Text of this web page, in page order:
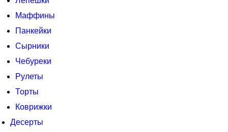
Маффины
Панкейки
Сырники
Чебуреки
Рулеты
Торты
Коврижки
Десерты